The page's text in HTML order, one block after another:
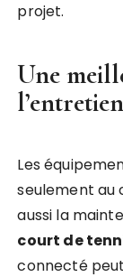
projet.
Une
l’entretien
Les
seulement au
aussi la
court de
connecté